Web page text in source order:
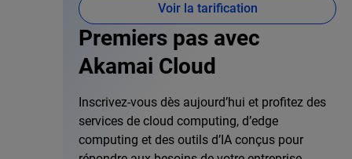
Voir la tarification
Premiers pas avec
Akamai Cloud
Inscrivez-vous dès aujourd’hui et profitez des
services de cloud computing, d’edge
computing et des outils d’IA conçus pour